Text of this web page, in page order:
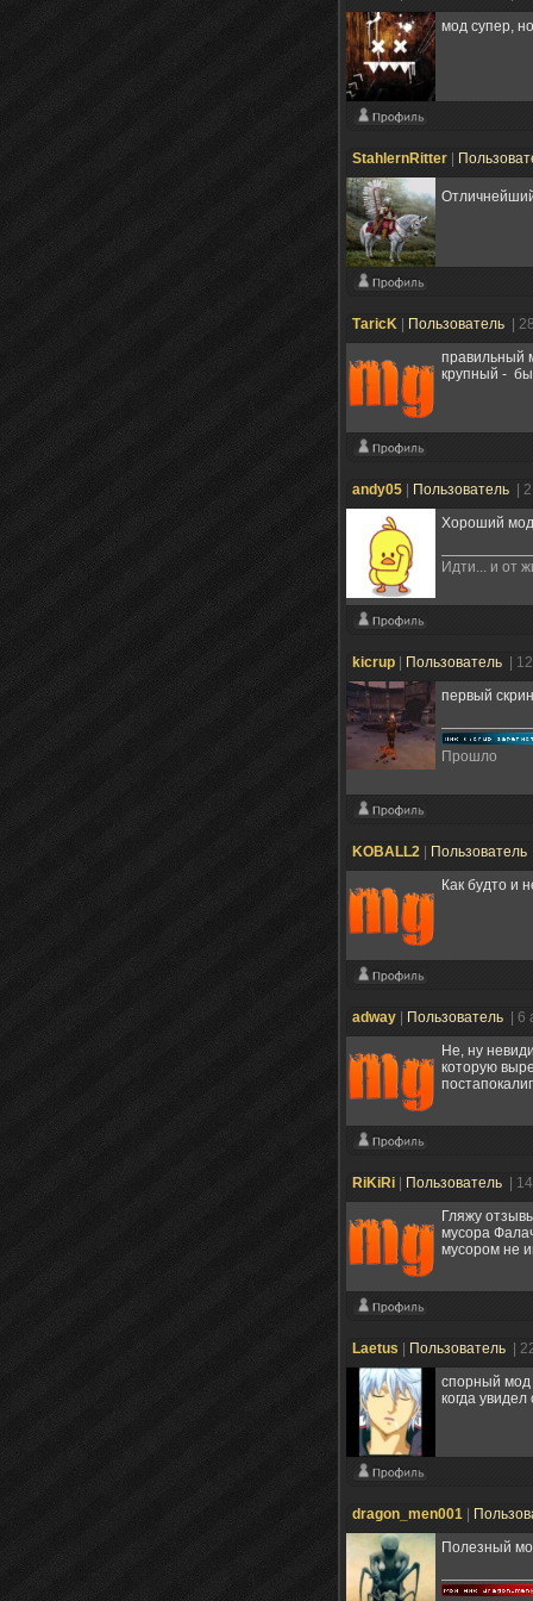
мод супер,
StahlernRitter
ТaricK Пользователь
|
правильный
крупный -
andy05 Пользователь
|
Хороший
Идти... и от
kicrup Пользователь
|
первый
Прошло
KOBALL2 Пользователь
Как будто и
adway Пользователь
| 6
Не, ну
которую
RiKiRi Пользователь
|
Гляжу
мусора
мусором не
Laetus Пользователь
|
спорный
когда
dragon_men001
Полезный